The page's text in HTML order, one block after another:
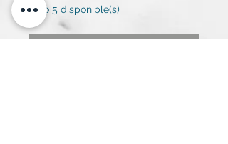
Solo 5 disponible(s)